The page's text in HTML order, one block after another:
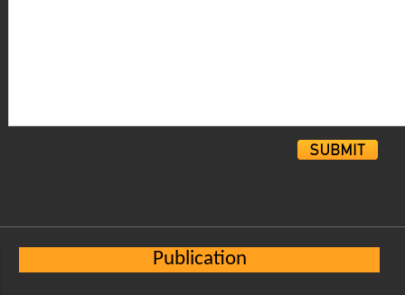
Publication